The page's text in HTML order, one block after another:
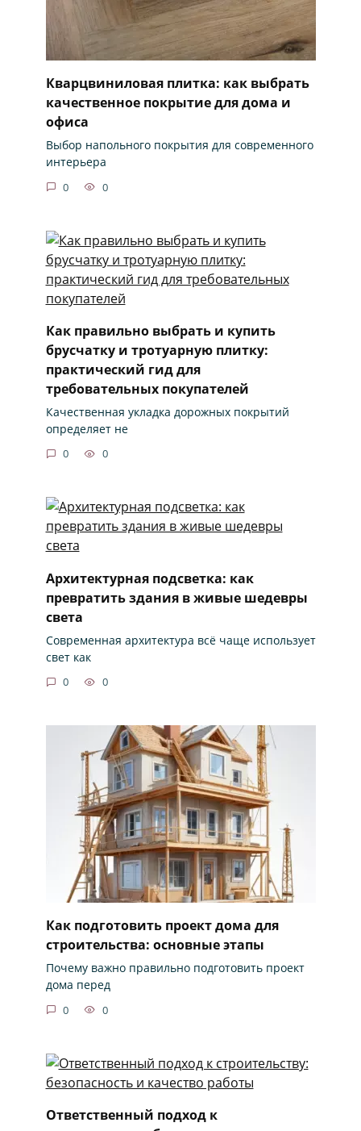
Кварцвиниловая плитка: как выбрать
качественное покрытие для дома и
офиса
Выбор напольного покрытия для современного
интерьера
0 0
Как правильно выбрать и купить
брусчатку и тротуарную плитку:
практический гид для
требовательных покупателей
Качественная укладка дорожных покрытий
определяет не
0 0
Архитектурная подсветка: как
превратить здания в живые шедевры
света
Современная архитектура всё чаще использует
свет как
0 0
Как подготовить проект дома для
строительства: основные этапы
Почему важно правильно подготовить проект
дома перед
0 0
Ответственный подход к